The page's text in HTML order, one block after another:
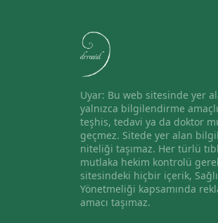
Uyar: Bu web sitesinde yer
yalnızca bilgilendirme
teşhis, tedavi ya da doktor
geçmez. Sitede yer alan
niteliği taşımaz. Her türlü
mutlaka hekim kontrolü
sitesindeki hiçbir içerik,
Yönetmeliği kapsamında
amacı taşımaz.